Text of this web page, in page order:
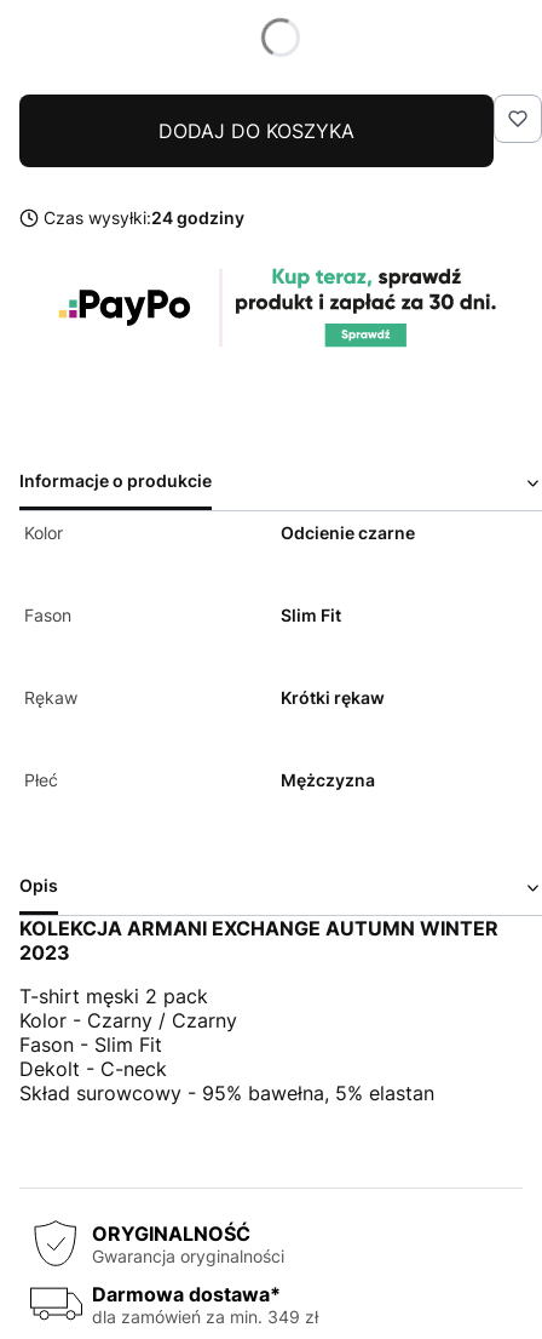
DODAJ DO KOSZYKA
Czas wysyłki:24 godziny
Informacje o produkcie
Kolor Odcienie czarne
Fason Slim Fit
Rękaw Krótki rękaw
Płeć Mężczyzna
Opis
KOLEKCJA ARMANI EXCHANGE AUTUMN WINTER
2023
T-shirt męski 2 pack
Kolor - Czarny / Czarny
Fason - Slim Fit
Dekolt - C-neck
Skład surowcowy - 95% bawełna, 5% elastan
ORYGINALNOŚĆ
Gwarancja oryginalności
Darmowa dostawa*
dla zamówień za min. 349 zł